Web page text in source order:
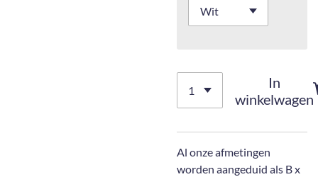
In
winkelwagen
Al onze afmetingen
worden aangeduid als B x